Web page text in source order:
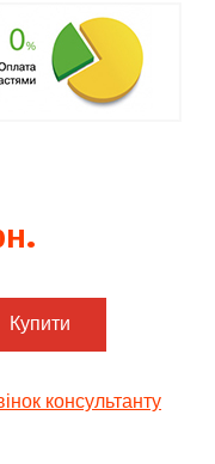
Купити
консультанту